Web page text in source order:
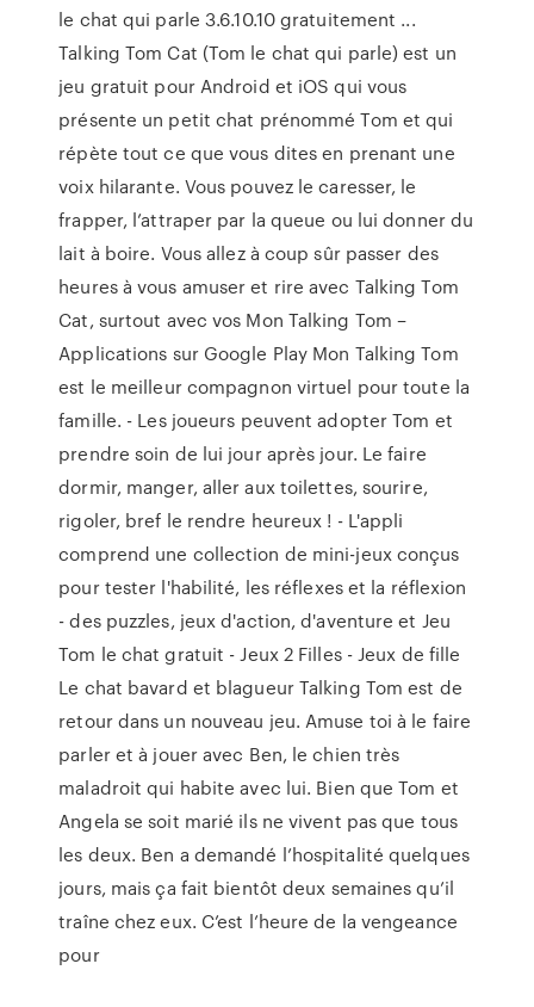
le chat qui parle 3.6.10.10 gratuitement ...
Talking Tom Cat (Tom le chat qui parle) est un
jeu gratuit pour Android et iOS qui vous
présente un petit chat prénommé Tom et qui
répète tout ce que vous dites en prenant une
voix hilarante. Vous pouvez le caresser, le
frapper, l’attraper par la queue ou lui donner du
lait à boire. Vous allez à coup sûr passer des
heures à vous amuser et rire avec Talking Tom
Cat, surtout avec vos Mon Talking Tom –
Applications sur Google Play Mon Talking Tom
est le meilleur compagnon virtuel pour toute la
famille. - Les joueurs peuvent adopter Tom et
prendre soin de lui jour après jour. Le faire
dormir, manger, aller aux toilettes, sourire,
rigoler, bref le rendre heureux ! - L'appli
comprend une collection de mini-jeux conçus
pour tester l'habilité, les réflexes et la réflexion
- des puzzles, jeux d'action, d'aventure et Jeu
Tom le chat gratuit - Jeux 2 Filles - Jeux de fille
Le chat bavard et blagueur Talking Tom est de
retour dans un nouveau jeu. Amuse toi à le faire
parler et à jouer avec Ben, le chien très
maladroit qui habite avec lui. Bien que Tom et
Angela se soit marié ils ne vivent pas que tous
les deux. Ben a demandé l’hospitalité quelques
jours, mais ça fait bientôt deux semaines qu’il
traîne chez eux. C’est l’heure de la vengeance
pour